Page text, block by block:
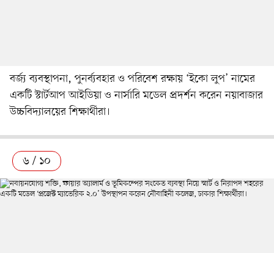
বর্জ্য ব্যবস্থাপনা, পুনর্ব্যবহার ও পরিবেশ রক্ষায় ‘ইকো লুপ’ নামের
একটি স্টার্টআপ আইডিয়া ও নার্সারি মডেল প্রদর্শন করেন নয়াবাজার
উচ্চবিদ্যালয়ের শিক্ষার্থীরা।
৬ / ১০